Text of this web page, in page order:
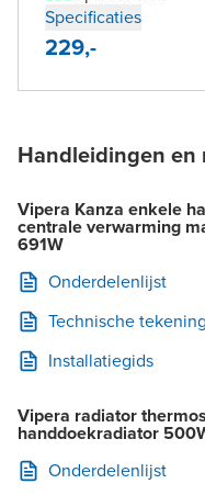
Specificaties
229,-
Handleidingen en
Vipera Kanza enkele
centrale verwarming
691W
Onderdelenlijst
Technische tekening
Installatiegids
Vipera radiator
handdoekradiator
Onderdelenlijst